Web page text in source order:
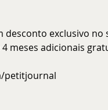
desconto exclusivo no
meses adicionais
petitjournal